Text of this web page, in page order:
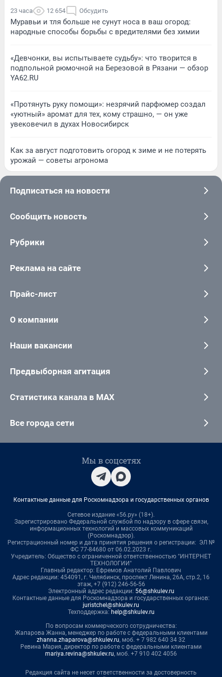
23 часа 12 654 Обсудить
Муравьи и тля больше не сунут носа в ваш огород:
народные способы борьбы с вредителями без химии
«Девчонки, вы испытываете судьбу»: что творится в
подпольной рюмочной на Березовой в Рязани — обзор
YA62.RU
«Протянуть руку помощи»: незрячий парфюмер создал
«уютный» аромат для тех, кому страшно, — он уже
увековечил в духах Новосибирск
Как за август подготовить огород к зиме и не потерять
урожай — советы агронома
Подписаться на новости
Сообщить новость
Рубрики
Реклама на сайте
Прайс-лист
О компании
Наши вакансии
Предвыборная агитация
Статистика канала в MAX
Все города сети
Мы в соцсетях
Контактные данные для Роскомнадзора и государственных органов
Сетевое издание «56.ру» (18+).
Зарегистрировано Федеральной службой по надзору в сфере связи,
информационных технологий и массовых коммуникаций
(Роскомнадзор).
Регистрационный номер и дата принятия решения о регистрации: ЭЛ №
ФС 77-84680 от 06.02.2023 г.
Учредитель: Общество с ограниченной ответственностью "ИНТЕРНЕТ
ТЕХНОЛОГИИ"
Главный редактор: Ефремов Анатолий Павлович
Адрес редакции: 454091, г. Челябинск, проспект Ленина, 26А, стр.2, 16
этаж, +7 (912) 246-56-56
Электронный адрес редакции: 56@shkulev.ru
Контактные данные для Роскомнадзора и государственных органов:
juristchel@shkulev.ru
Техподдержка: help@shkulev.ru
По вопросам коммерческого сотрудничества:
Жапарова Жанна, менеджер по работе с федеральными клиентами
zhanna.zhaparova@shkulev.ru, моб. + 7 982 640 34 32
Ревина Мария, директор по работе с федеральными клиентами
mariya.revina@shkulev.ru, моб. +7 910 402 4056
Редакция сайта не несет ответственности за достоверность